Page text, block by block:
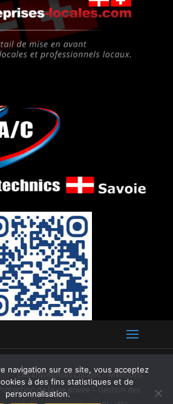
–Les Entreprises Locales–Mentions
Protection de la vie privée – Gestion des
navigation sur ce site, vous acceptez
à des fins statistiques et de
personnalisation.